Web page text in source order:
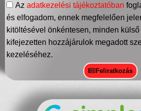
Az adatkezelési tájékoztatóban
és elfogadom, ennek megfelelően
kitöltésével önkéntesen, minden külső
kifejezetten hozzájárulok megadott
kezeléséhez.
Feliratkozás